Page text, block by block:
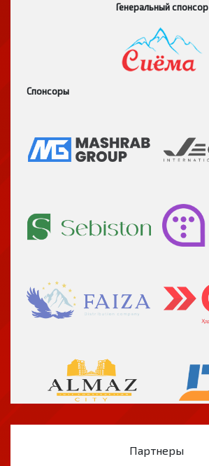
Генеральный спонсор
Спонсоры
Партнеры